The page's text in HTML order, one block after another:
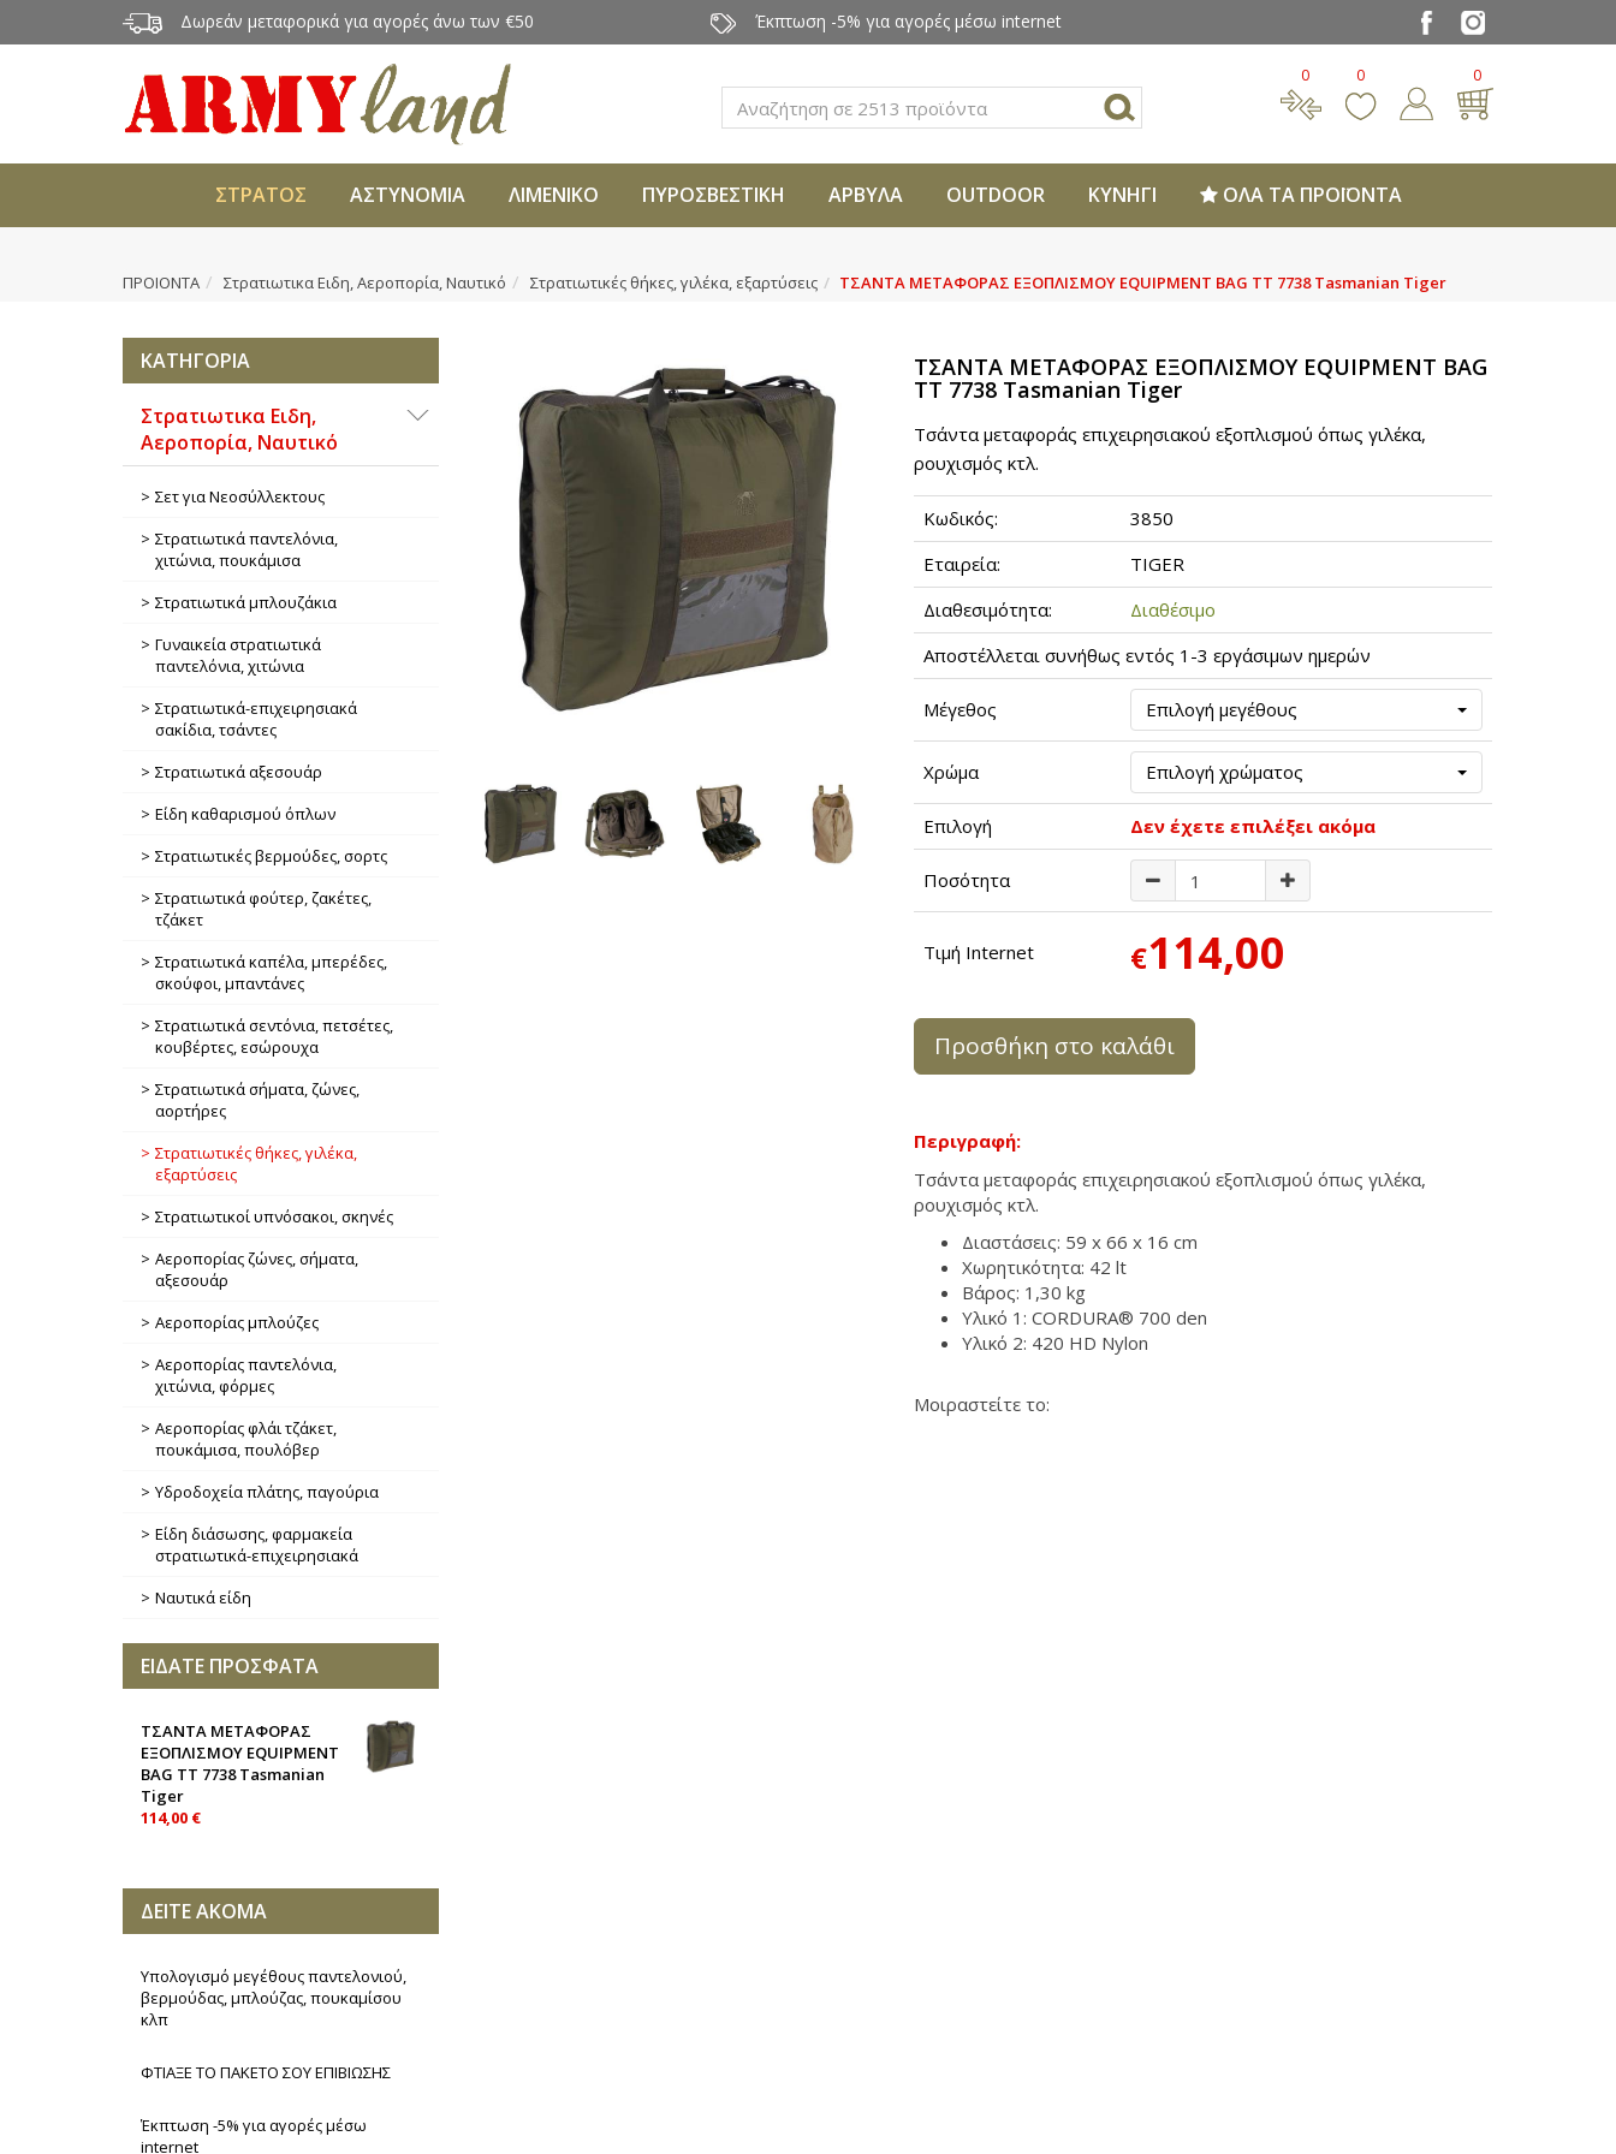
Δωρεάν μεταφορικά για αγορές άνω των €50 Έκπτωση -5% για αγορές μέσω internet
Αναζήτηση
0 0 0
ΣΤΡΑΤΟΣ ΑΣΤΥΝΟΜΙΑ ΛΙΜΕΝΙΚΟ ΠΥΡΟΣΒΕΣΤΙΚΗ ΑΡΒΥΛΑ OUTDOOR ΚΥΝΗΓΙ ΟΛΑ ΤΑ ΠΡΟΪΟΝΤΑ
ΠΡΟΙΟΝΤΑ Στρατιωτικα Ειδη, Αεροπορία, Ναυτικό Στρατιωτικές θήκες, γιλέκα, εξαρτύσεις ΤΣΑΝΤΑ ΜΕΤΑΦΟΡΑΣ ΕΞΟΠΛΙΣΜΟΥ EQUIPMENT BAG TT 7738 Tasmanian Tiger
ΚΑΤΗΓΟΡΙΑ
Στρατιωτικα Ειδη,
Αεροπορία, Ναυτικό
Σετ για Νεοσύλλεκτους
Στρατιωτικά παντελόνια,
χιτώνια, πουκάμισα
Στρατιωτικά μπλουζάκια
Γυναικεία στρατιωτικά
παντελόνια, χιτώνια
Στρατιωτικά-επιχειρησιακά
σακίδια, τσάντες
Στρατιωτικά αξεσουάρ
Είδη καθαρισμού όπλων
Στρατιωτικές βερμούδες, σορτς
Στρατιωτικά φούτερ, ζακέτες,
τζάκετ
Στρατιωτικά καπέλα, μπερέδες,
σκούφοι, μπαντάνες
Στρατιωτικά σεντόνια, πετσέτες,
κουβέρτες, εσώρουχα
Στρατιωτικά σήματα, ζώνες,
αορτήρες
Στρατιωτικές θήκες, γιλέκα,
εξαρτύσεις
Στρατιωτικοί υπνόσακοι, σκηνές
Αεροπορίας ζώνες, σήματα,
αξεσουάρ
Αεροπορίας μπλούζες
Αεροπορίας παντελόνια,
χιτώνια, φόρμες
Αεροπορίας φλάι τζάκετ,
πουκάμισα, πουλόβερ
Υδροδοχεία πλάτης, παγούρια
Είδη διάσωσης, φαρμακεία
στρατιωτικά-επιχειρησιακά
Ναυτικά είδη
ΕΙΔΑΤΕ ΠΡΟΣΦΑΤΑ
ΤΣΑΝΤΑ ΜΕΤΑΦΟΡΑΣ
ΕΞΟΠΛΙΣΜΟΥ EQUIPMENT
BAG TT 7738 Tasmanian
Tiger
114,00 €
ΔΕΙΤΕ ΑΚΟΜΑ
Υπολογισμό μεγέθους παντελονιού,
βερμούδας, μπλούζας, πουκαμίσου
κλπ
ΦΤΙΑΞΕ ΤΟ ΠΑΚΕΤΟ ΣΟΥ ΕΠΙΒΙΩΣΗΣ
Έκπτωση -5% για αγορές μέσω
internet
ΤΣΑΝΤΑ ΜΕΤΑΦΟΡΑΣ ΕΞΟΠΛΙΣΜΟΥ EQUIPMENT BAG
TT 7738 Tasmanian Tiger
Τσάντα μεταφοράς επιχειρησιακού εξοπλισμού όπως γιλέκα,
ρουχισμός κτλ.
Κωδικός:
3850
Εταιρεία:
TIGER
Διαθεσιμότητα:
Διαθέσιμο
Αποστέλλεται συνήθως εντός 1-3 εργάσιμων ημερών
Μέγεθος Επιλογή μεγέθους
Χρώμα Επιλογή χρώματος
Επιλογή Δεν έχετε επιλέξει ακόμα
Ποσότητα
Τιμή Internet €114,00
Προσθήκη στο καλάθι
Περιγραφή:
Τσάντα μεταφοράς επιχειρησιακού εξοπλισμού όπως γιλέκα,
ρουχισμός κτλ.
Διαστάσεις: 59 x 66 x 16 cm
Χωρητικότητα: 42 lt
Βάρος: 1,30 kg
Υλικό 1: CORDURA® 700 den
Υλικό 2: 420 HD Nylon
Μοιραστείτε το: